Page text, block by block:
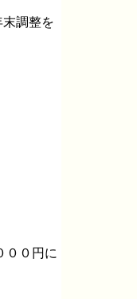
調整を
００円に